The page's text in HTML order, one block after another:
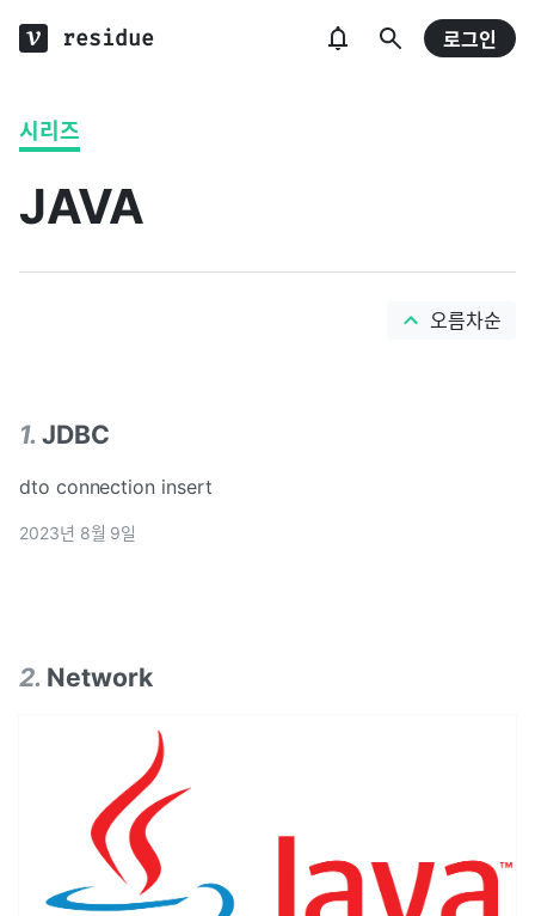
residue 로그인
시리즈
JAVA
오름차순
1. JDBC
dto connection insert
2023년 8월 9일
2. Network